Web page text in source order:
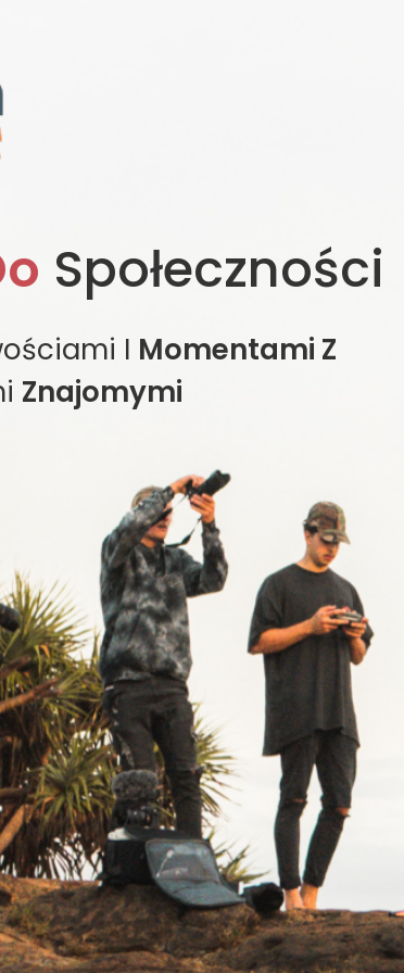
Społeczności
I Momentami Z
Znajomymi